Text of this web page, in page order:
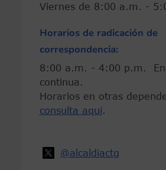
Viernes de 8:00 a.m. -
Horarios de radicación de
correspondencia:
8:00 a.m. - 4:00 p.m.
continua.
Horarios en otras
consulta aquí.
@alcaldiactg